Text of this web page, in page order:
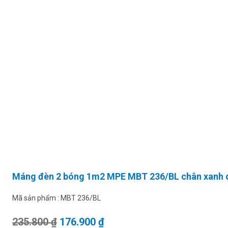
Máng đèn 2 bóng 1m2 MPE MBT 236/BL chân xanh
Mã sản phẩm : MBT 236/BL
235.800₫ Giá gốc là: 235.800 ₫.
176.900 ₫Giá hiện tại là: 176.900 ₫.